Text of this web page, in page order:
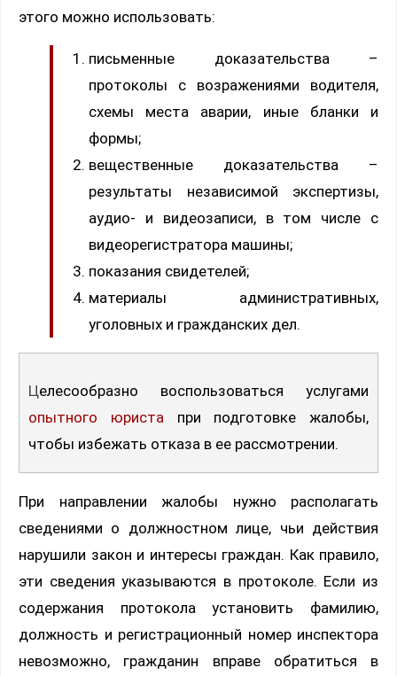
этого можно использовать:
письменные доказательства –
протоколы с возражениями водителя,
схемы места аварии, иные бланки и
формы;
вещественные доказательства –
результаты независимой экспертизы,
аудио- и видеозаписи, в том числе с
видеорегистратора машины;
показания свидетелей;
материалы административных,
уголовных и гражданских дел.
Целесообразно воспользоваться услугами
опытного юристапри подготовке жалобы,
чтобы избежать отказа в ее рассмотрении.
При направлении жалобы нужно располагать
сведениями о должностном лице, чьи действия
нарушили закон и интересы граждан. Как правило,
эти сведения указываются в протоколе. Если из
содержания протокола установить фамилию,
должность и регистрационный номер инспектора
невозможно, гражданин вправе обратиться в